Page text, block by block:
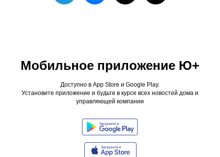
Мобильное приложение Ю+
Доступно в App Store и Google Play.
Установите приложение и будьте в курсе всех новостей дома и
управляющей компании